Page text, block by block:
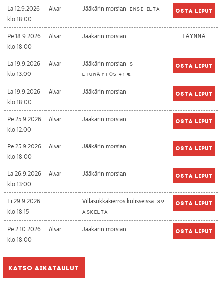
La 12.9.2026
18:00
Alvar Jääkärin morsian Ensi-ilta Osta liput
Pe 18.9.2026
18:00
Alvar Jääkärin morsian Täynnä
La 19.9.2026
13:00
Alvar Jääkärin morsian
S-
etunäytös 41 €
Osta liput
La 19.9.2026
18:00
Alvar Jääkärin morsian Osta liput
Pe 25.9.2026
12:00
Alvar Jääkärin morsian Osta liput
Pe 25.9.2026
18:00
Alvar Jääkärin morsian Osta liput
La 26.9.2026
13:00
Alvar Jääkärin morsian Osta liput
Ti 29.9.2026
18:15
Villasukkakierros kulisseissa 39
askelta
Osta liput
Pe 2.10.2026
18:00
Alvar Jääkärin morsian Osta liput
Katso aikataulut